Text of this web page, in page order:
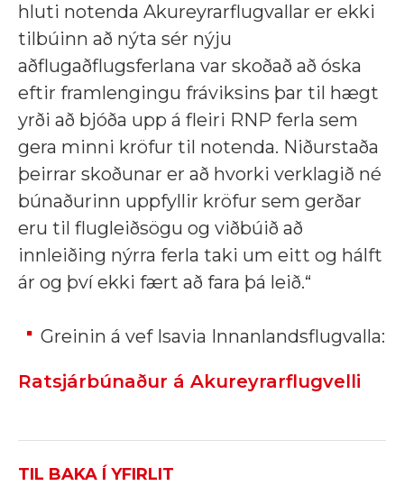
hluti notenda Akureyrarflugvallar er ekki
tilbúinn að nýta sér nýju
aðflugaðflugsferlana var skoðað að óska
eftir framlengingu fráviksins þar til hægt
yrði að bjóða upp á fleiri RNP ferla sem
gera minni kröfur til notenda. Niðurstaða
þeirrar skoðunar er að hvorki verklagið né
búnaðurinn uppfyllir kröfur sem gerðar
eru til flugleiðsögu og viðbúið að
innleiðing nýrra ferla taki um eitt og hálft
ár og því ekki fært að fara þá leið.“
Greinin á vef Isavia Innanlandsflugvalla:
Ratsjárbúnaður á Akureyrarflugvelli
TIL BAKA Í YFIRLIT